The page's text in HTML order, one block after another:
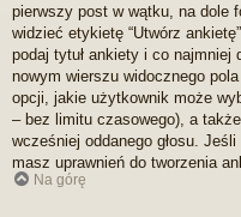
pierwszy post w wątku, na dole
widzieć etykietę “Utwórz
podaj tytuł ankiety i co
nowym wierszu widocznego
opcji, jakie użytkownik może
– bez limitu czasowego), a
wcześniej oddanego głosu.
masz uprawnień do tworzenia
Na górę